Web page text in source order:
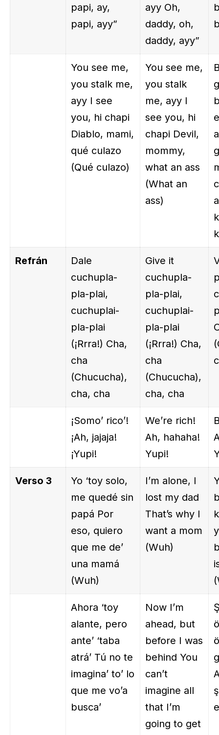
papi, ay,
papi, ayy”
ayy Oh,
daddy, oh,
daddy, ayy”
You see me,
you stalk me,
ayy I see
you, hi chapi
Diablo, mami,
qué culazo
(Qué culazo)
You see me,
you stalk
me, ayy I
see you, hi
chapi Devil,
mommy,
what an ass
(What an
ass)
Refrán
Dale
cuchupla-
pla-plai,
cuchuplai-
pla-plai
(¡Rrra!) Cha,
cha
(Chucucha),
cha, cha
Give it
cuchupla-
pla-plai,
cuchuplai-
pla-plai
(¡Rrra!) Cha,
cha
(Chucucha),
cha, cha
¡Somo’ rico’!
¡Ah, jajaja!
¡Yupi!
We’re rich!
Ah, hahaha!
Yupi!
Verso 3
Yo ‘toy solo,
me quedé sin
papá Por
eso, quiero
que me de’
una mamá
(Wuh)
I’m alone, I
lost my dad
That’s why I
want a mom
(Wuh)
Ahora ‘toy
alante, pero
ante’ ‘taba
atrá’ Tú no te
imagina’ to’ lo
que me vo’a
busca’
Now I’m
ahead, but
before I was
behind You
can’t
imagine all
that I’m
going to get